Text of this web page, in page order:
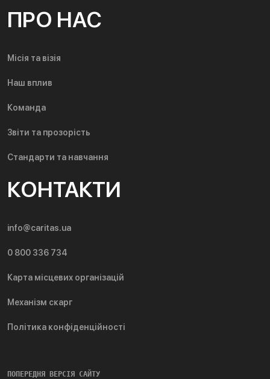
ПРО НАС
Місія та візія
Наш вплив
Команда
Звіти та прозорість
Стандарти та навчання
КОНТАКТИ
info@caritas.ua
0 800 336 734
Карта місцевих організацій
Механізм скарг
Політика конфіденційності
ПОПЕРЕДНЯ ВЕРСІЯ САЙТУ